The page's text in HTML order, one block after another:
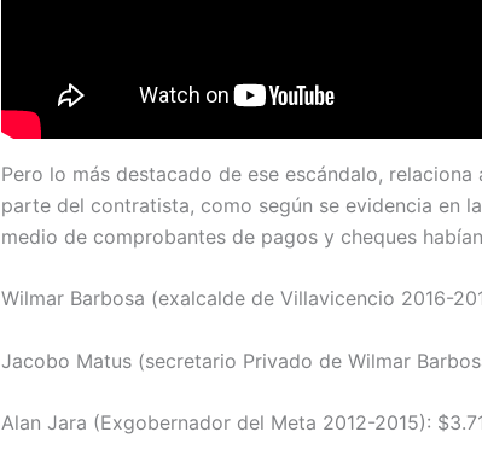
Pero lo más destacado de ese escándalo,
parte del contratista, como según se evidencia en
medio de comprobantes de pagos y cheques
Wilmar Barbosa (exalcalde de Villavicencio 2016-
Jacobo Matus (secretario Privado de Wilmar
Alan Jara (Exgobernador del Meta 2012-2015):